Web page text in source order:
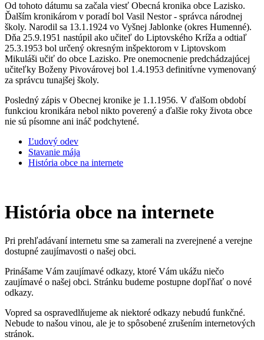
Od tohoto dátumu sa začala viesť Obecná kronika obce Lazisko.
Ďalším kronikárom v poradí bol Vasil Nestor - správca národnej
školy. Narodil sa 13.1.1924 vo Vyšnej Jablonke (okres Humenné).
Dňa 25.9.1951 nastúpil ako učiteľ do Liptovského Kríža a odtiaľ
25.3.1953 bol určený okresným inšpektorom v Liptovskom
Mikuláši učiť do obce Lazisko. Pre onemocnenie predchádzajúcej
učiteľky Boženy Pivovárovej bol 1.4.1953 definitívne vymenovaný
za správcu tunajšej školy.
Posledný zápis v Obecnej kronike je 1.1.1956. V ďalšom období
funkciou kronikára nebol nikto poverený a ďalšie roky života obce
nie sú písomne ani ináč podchytené.
Ľudový odev
Stavanie mája
História obce na internete
História obce na internete
Pri prehľadávaní internetu sme sa zamerali na zverejnené a verejne
dostupné zaujímavosti o našej obci.
Prinášame Vám zaujímavé odkazy, ktoré Vám ukážu niečo
zaujímavé o našej obci. Stránku budeme postupne dopľňať o nové
odkazy.
Vopred sa ospravedlňujeme ak niektoré odkazy nebudú funkčné.
Nebude to našou vinou, ale je to spôsobené zrušením internetových
stránok.